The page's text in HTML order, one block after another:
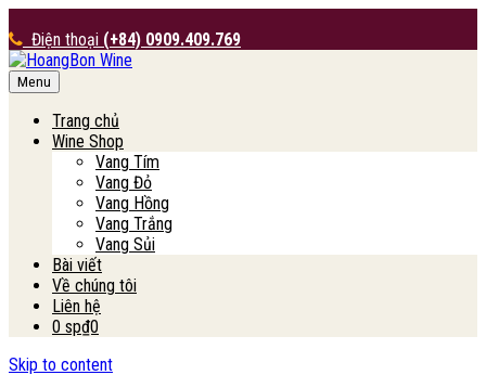
Điện thoại (+84) 0909.409.769
HoangBon Wine
Menu
Trang chủ
Wine Shop
Vang Tím
Vang Đỏ
Vang Hồng
Vang Trắng
Vang Sủi
Bài viết
Về chúng tôi
Liên hệ
0 sp₫0
Skip to content